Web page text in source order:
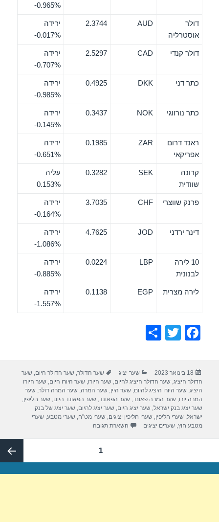
‎-0.965%
דולר
אוסטרליה
AUD
2.3744
ירידה
‎-0.017%
דולר קנדי CAD
2.5297
ירידה
‎-0.707%
כתר דני DKK
0.4925
ירידה
‎-0.985%
כתר נורווגי NOK
0.3437
ירידה
‎-0.145%
ראנד דרום
אפריקאי
ZAR
0.1985
ירידה
‎-0.651%
קרונה
שוודית
SEK
0.3282
עליה
0.153%
פרנק שווצרי CHF
3.7035
ירידה
‎-0.164%
דינר ירדני JOD
4.7625
ירידה
‎-1.086%
10 לירה
לבנונית
LBP
0.0224
ירידה
‎-0.885%
לירה מצרית EGP
0.1138
ירידה
‎-1.557%
F
e
b
o
o
T
er
e
פורסם
בתאריך
18 בינואר 2023 קטגוריות
שער יציג תגיות
שער הדולר,שער הדולר היום,שער
הדולר היציג,שער הדולר היציג להיום,שער היורו,שער היורו היום,שער היורו
היציג,שער היורו היציג להיום,שער היין,שער המרה,שער המרה דולר,שער
המרה יורו,שער המרה פאונד,שער הפאונד,שער הפאונד היום,שער חליפין,
שער יציג בנק ישראל,שער יציג היום,שער יציג להיום,שער יציג של בנק
ישראל,שערי חליפין,שערי חליפין יציגים,שערי מט"ח,שערי מטבע,שערי
מטבע חוץ,שערים יציגים השארת תגובה
עמוד1
העמוד